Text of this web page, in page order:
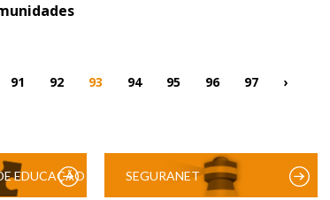
91 92 93 94 95 96 97 ›
EDUCAÇÃO SEGURANET